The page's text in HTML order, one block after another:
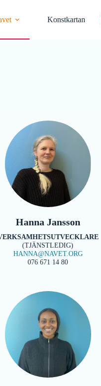
Konstkartan
Hanna Jansson
(TJÄNSTLEDIG)
HANNA@NAVET.ORG
076 671 14 80